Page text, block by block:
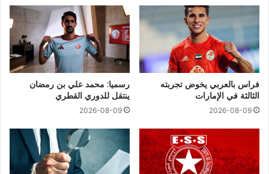
فراس بالعربي يخوض تجربته
الثالثة في الإمارات
2026-08-09
رسميا: محمد علي بن رمضان
ينتقل للدوري القطري
2026-08-09